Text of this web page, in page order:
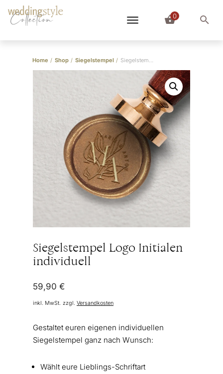
Collection 0
Home / Shop / Siegelstempel / Siegelstempel Logo Initialen individuell
Siegelstempel Logo Initialen
individuell
59,90 €
inkl. MwSt. zzgl. Versandkosten
Gestaltet euren eigenen individuellen
Siegelstempel ganz nach Wunsch:
Wählt eure Lieblings-Schriftart